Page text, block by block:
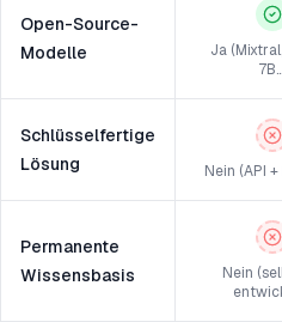
Open-Source-
Modelle
Ja
Schlüsselfertige
Lösung
Nein (API
Permanente
Wissensbasis
Nein